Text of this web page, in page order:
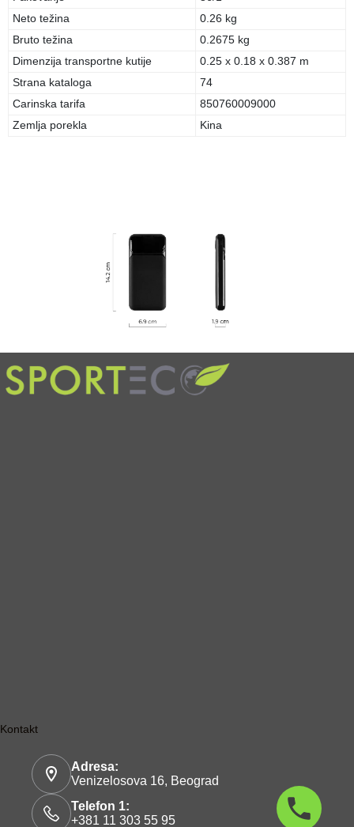
Neto težina
0.26 kg
Bruto težina
0.2675 kg
Dimenzija transportne kutije
0.25 x 0.18 x 0.387 m
Strana kataloga
74
Carinska tarifa
850760009000
Zemlja porekla
Kina
Kontakt
Adresa:
Venizelosova 16, Beograd
Telefon 1:
+381 11 303 55 95